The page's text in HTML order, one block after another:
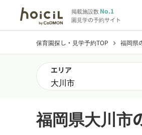
掲載施設数No.1
園見学の予約サイト
保育園探し・見学予約TOP chevron_right 福岡県
エリア
福岡県大川市